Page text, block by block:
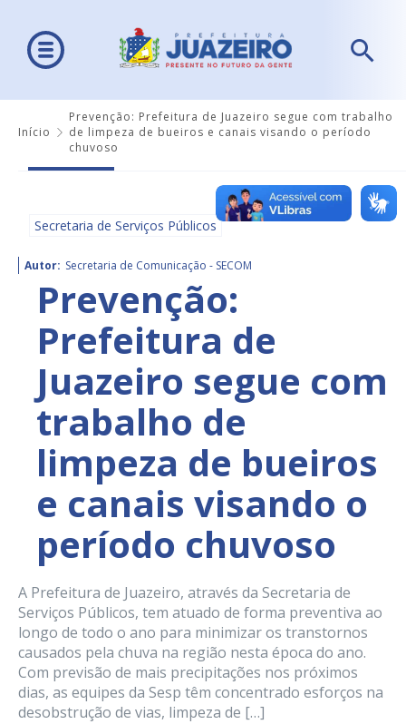
Início
Prevenção: Prefeitura de Juazeiro segue com trabalho
de limpeza de bueiros e canais visando o período
chuvoso
Secretaria de Serviços Públicos
Autor: Secretaria de Comunicação - SECOM
Prevenção:
Prefeitura de
Juazeiro segue com
trabalho de
limpeza de bueiros
e canais visando o
período chuvoso
A Prefeitura de Juazeiro, através da Secretaria de
Serviços Públicos, tem atuado de forma preventiva ao
longo de todo o ano para minimizar os transtornos
causados pela chuva na região nesta época do ano.
Com previsão de mais precipitações nos próximos
dias, as equipes da Sesp têm concentrado esforços na
desobstrução de vias, limpeza de […]